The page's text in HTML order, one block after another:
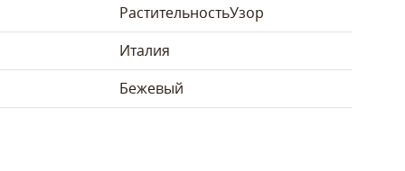
РастительностьУзор
Италия
Бежевый